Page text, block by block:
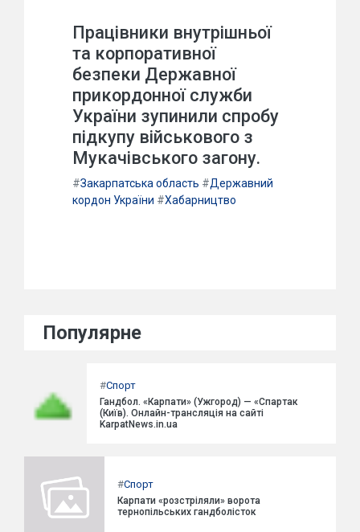
Працівники внутрішньої
та корпоративної
безпеки Державної
прикордонної служби
України зупинили спробу
підкупу військового з
Мукачівського загону.
#Закарпатська область #Державний
кордон України #Хабарництво
Популярне
#Спорт
Гандбол. «Карпати» (Ужгород) — «Спартак
(Київ). Онлайн-трансляція на сайті
KarpatNews.in.ua
#Спорт
Карпати «розстріляли» ворота
тернопільських гандболісток